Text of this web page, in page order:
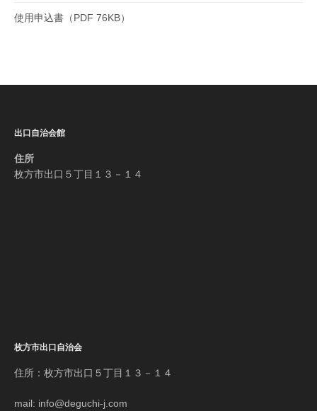
使用申込書（PDF 76KB）
出口自治会館
住所
枚方市出口５丁目１３－１４
枚方市出口自治会
住所：枚方市出口５丁目１３－１４
mail: info@deguchi-j.com